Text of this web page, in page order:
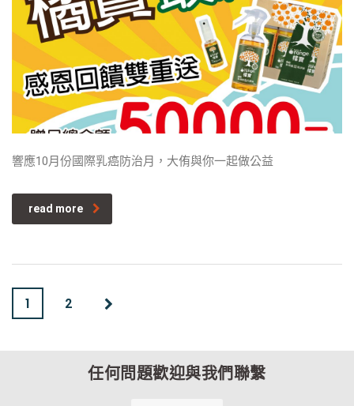
響應10月份國際乳癌防治月，大侑與你一起做公益
read more
1 2
任何問題歡迎與我們聯繫